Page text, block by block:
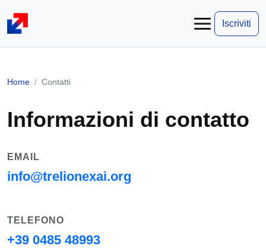
Iscriviti
Home Contatti
Informazioni di contatto
EMAIL
info@trelionexai.org
TELEFONO
+39 0485 48993